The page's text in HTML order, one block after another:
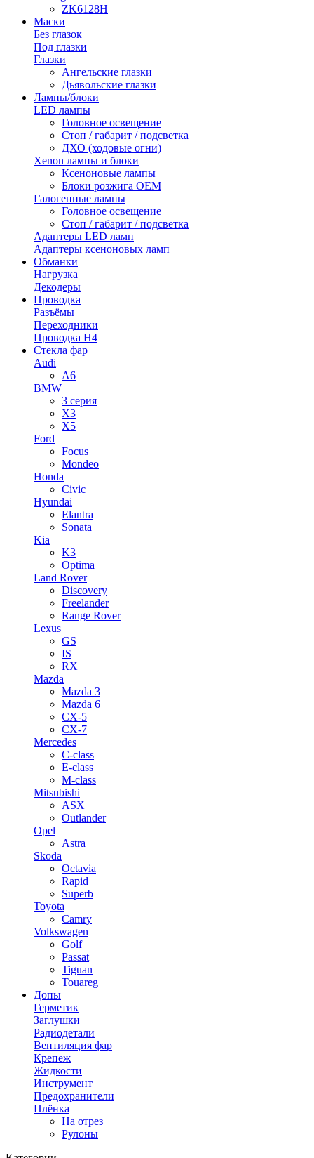
ZK6128H
Маски
Без глазок
Под глазки
Глазки
Ангельские глазки
Дьявольские глазки
Лампы/блоки
LED лампы
Головное освещение
Стоп / габарит / подсветка
ДХО (ходовые огни)
Xenon лампы и блоки
Ксеноновые лампы
Блоки розжига OEM
Галогенные лампы
Головное освещение
Стоп / габарит / подсветка
Адаптеры LED ламп
Адаптеры ксеноновых ламп
Обманки
Нагрузка
Декодеры
Проводка
Разъёмы
Переходники
Проводка H4
Стекла фар
Audi
A6
BMW
3 серия
X3
X5
Ford
Focus
Mondeo
Honda
Civic
Hyundai
Elantra
Sonata
Kia
K3
Optima
Land Rover
Discovery
Freelander
Range Rover
Lexus
GS
IS
RX
Mazda
Mazda 3
Mazda 6
CX-5
CX-7
Mercedes
C-class
E-class
M-class
Mitsubishi
ASX
Outlander
Opel
Astra
Skoda
Octavia
Rapid
Superb
Toyota
Camry
Volkswagen
Golf
Passat
Tiguan
Touareg
Допы
Герметик
Заглушки
Радиодетали
Вентиляция фар
Крепеж
Жидкости
Инструмент
Предохранители
Плёнка
На отрез
Рулоны